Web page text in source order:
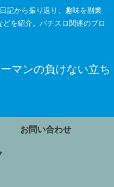
記から振り返り、趣味を副業
を紹介。パチスロ関連のブロ
マンの負けない立ち
お問い合わせ